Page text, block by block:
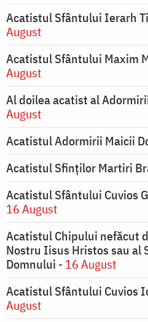
Acatistul Sfântului Ierarh
August
Acatistul Sfântului Maxim
August
Al doilea acatist al
August
Acatistul Adormirii Maicii
Acatistul Sfinților Martiri
Acatistul Sfântului Cuvios
16 August
Acatistul Chipului nefăcut
Nostru Iisus Hristos sau al
Domnului - 16 August
Acatistul Sfântului Cuvios
August